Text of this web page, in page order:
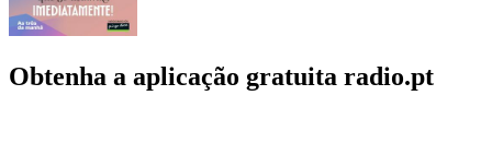
Obtenha a aplicação gratuita radio.pt